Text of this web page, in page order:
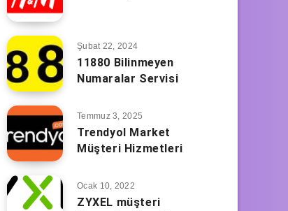
Şubat 22, 2024
11880 Bilinmeyen
Numaralar Servisi
Temmuz 3, 2025
Trendyol Market
Müşteri Hizmetleri
Ocak 10, 2022
ZYXEL müşteri